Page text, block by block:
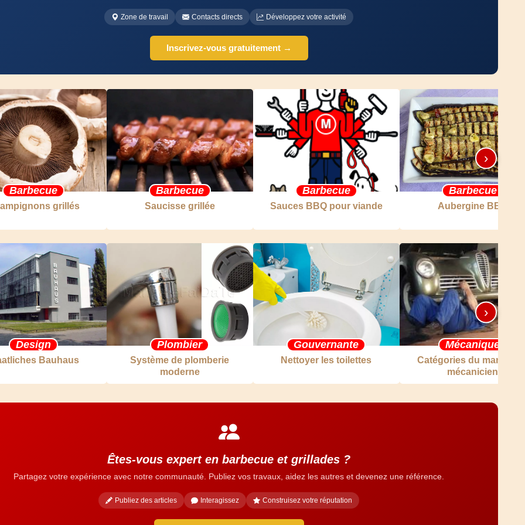
Zone de travail Contacts directs Développez votre activité
Inscrivez-vous gratuitement →
Barbecue
grillés
Barbecue
Saucisse grillée
Barbecue
Sauces BBQ pour viande
Barbecue
Aubergine BBQ
›
Design
Bauhaus
Plombier
Système de plomberie
moderne
Gouvernante
Nettoyer les toilettes
Mécanique
Catégories du manuel
mécanicien
›
Êtes-vous expert en barbecue et grillades ?
Partagez votre expérience avec notre communauté. Publiez vos travaux, aidez les autres et devenez une référence.
Publiez des articles Interagissez Construisez votre réputation